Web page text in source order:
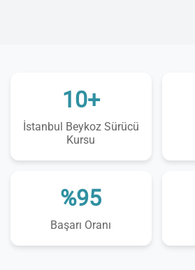
10+
İstanbul Beykoz Sürücü
Kursu
%95
Başarı Oranı